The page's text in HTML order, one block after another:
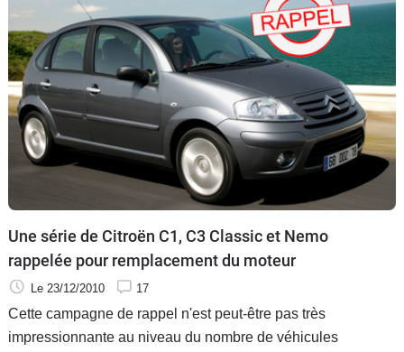
Une série de Citroën C1, C3 Classic et Nemo
rappelée pour remplacement du moteur
Le 23/12/2010 17
Cette campagne de rappel n'est peut-être pas très
impressionnante au niveau du nombre de véhicules